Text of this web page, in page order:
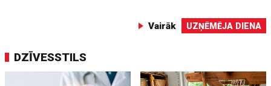
Vairāk UZŅĒMĒJA DIENA
DZĪVESSTILS